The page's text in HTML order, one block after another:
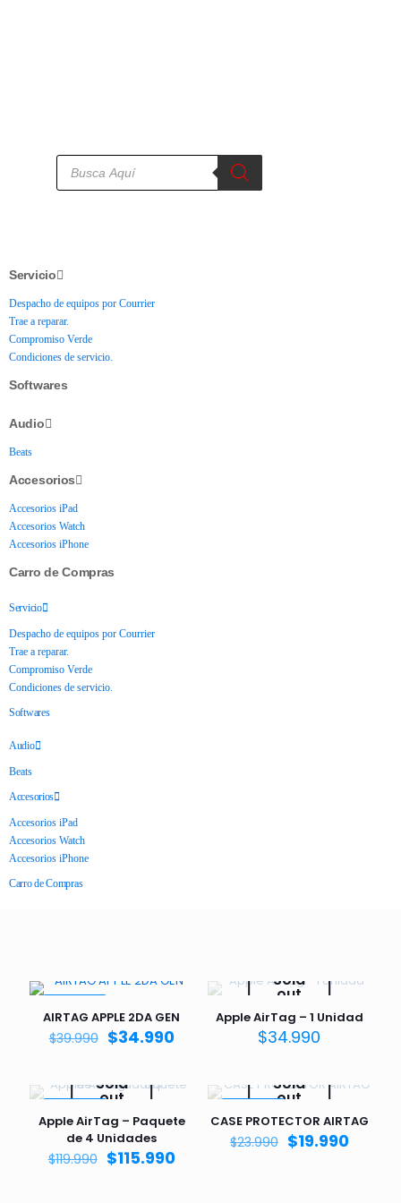
Servicio
Despacho de equipos por Courrier
Trae a reparar.
Compromiso Verde
Condiciones de servicio.
Softwares
Audio
Beats
Accesorios
Accesorios iPad
Accesorios Watch
Accesorios iPhone
Carro de Compras
Servicio
Despacho de equipos por Courrier
Trae a reparar.
Compromiso Verde
Condiciones de servicio.
Softwares
Audio
Beats
Accesorios
Accesorios iPad
Accesorios Watch
Accesorios iPhone
Carro de Compras
AIRTAG APPLE 2DA GEN
$39.990 $34.990
Sold
out
Apple AirTag – 1 Unidad
$34.990
Sold
out
Apple AirTag – Paquete
de 4 Unidades
$119.990 $115.990
Sold
out
CASE PROTECTOR AIRTAG
$23.990 $19.990